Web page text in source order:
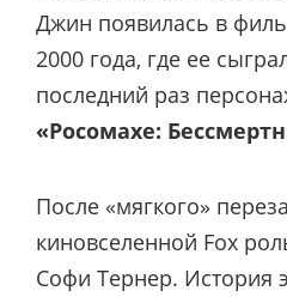
Джин появилась в
2000 года, где ее
последний раз
«Росомахе:
После «мягкого»
киновселенной Fox
Софи Тернер. История